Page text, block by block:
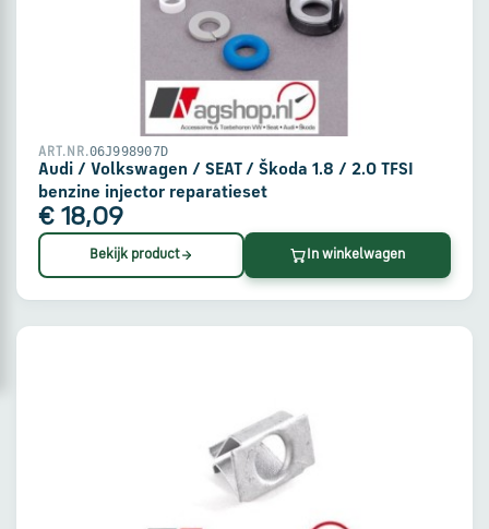
een
e-
mail
Handige
ART.NR.06J998907D
Audi / Volkswagen / SEAT / Škoda 1.8 / 2.0 TFSI
benzine injector reparatieset
€ 18,09
Bekijk product In winkelwagen